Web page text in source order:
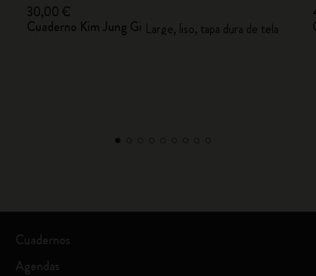
30,00 €
Cuaderno Kim Jung Gi Large, liso, tapa dura de tela
Cuadernos
Agendas